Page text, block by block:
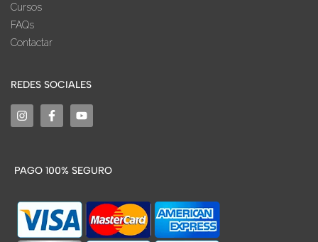
Cursos
FAQs
Contactar
REDES SOCIALES
PAGO 100% SEGURO